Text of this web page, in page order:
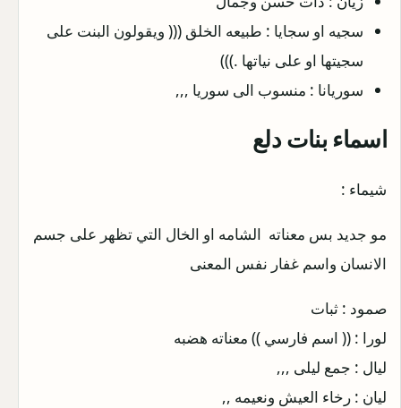
سجيه او سجايا : طبيعه الخلق ((( ويقولون البنت على
سجيتها او على نياتها .)))
سوريانا : منسوب الى سوريا ,,,
اسماء بنات دلع
شيماء :
مو جديد بس معناته الشامه او الخال التي تظهر على جسم
الانسان واسم غفار نفس المعنى
صمود : ثبات
لورا : (( اسم فارسي )) معناته هضبه
ليال : جمع ليلى ,,,
ليان : رخاء العيش ونعيمه ,,